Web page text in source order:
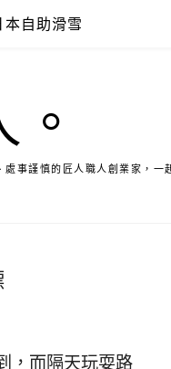
本自助滑雪
。
事謹慎的匠人職人創業家，一
，而隔天玩耍路